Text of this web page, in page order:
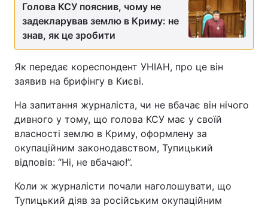
Голова КСУ пояснив, чому не
задекларував землю в Криму: не
знав, як це зробити
Як передає кореспондент УНІАН, про це він
заявив на брифінгу в Києві.
На запитання журналіста, чи не вбачає він нічого
дивного у тому, що голова КСУ має у своїй
власності землю в Криму, оформлену за
окупаційним законодавством, Тупицький
відповів: “Ні, не вбачаю!”.
Коли ж журналісти почали наголошувати, що
Тупицький діяв за російським окупаційним